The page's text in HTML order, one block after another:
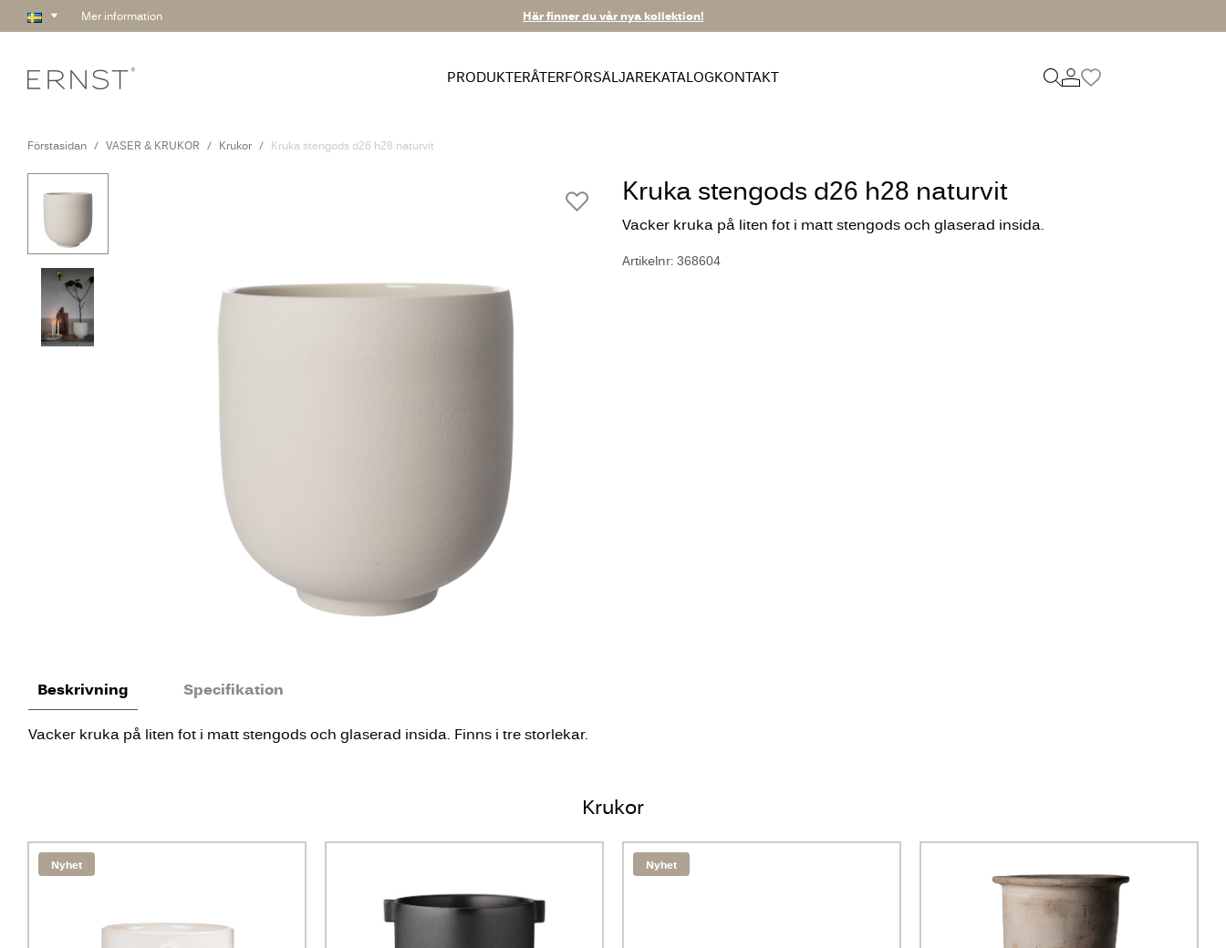
Mer information Här finner du vår nya kollektion!
PRODUKTERÅTERFÖRSÄLJAREKATALOGKONTAKT
Förstasidan VASER & KRUKOR Krukor Kruka stengods d26 h28 naturvit
Kruka stengods d26 h28 naturvit
Vacker kruka på liten fot i matt stengods och glaserad insida.
Artikelnr: 368604
Beskrivning Specifikation
Vacker kruka på liten fot i matt stengods och glaserad insida. Finns i tre storlekar.
Krukor
Nyhet Nyhet